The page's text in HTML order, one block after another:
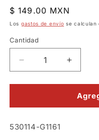
ventana
modal
Precio
habitual
$ 149.00 MXN
Los gastos de envío se calculan
Cantidad
Reducir
cantidad
para
Abuelo
cantidad
para
Dientes
Abuelo
SKU:
530114-G1161